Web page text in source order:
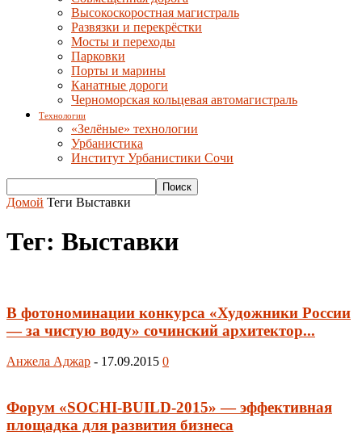
Высокоскоростная магистраль
Развязки и перекрёстки
Мосты и переходы
Парковки
Порты и марины
Канатные дороги
Черноморская кольцевая автомагистраль
Технологии
«Зелёные» технологии
Урбанистика
Институт Урбанистики Сочи
Домой Теги Выставки
Тег: Выставки
В фотономинации конкурса «Художники России
— за чистую воду» сочинский архитектор...
Анжела Аджар - 17.09.2015 0
Форум «SOCHI-BUILD-2015» — эффективная
площадка для развития бизнеса